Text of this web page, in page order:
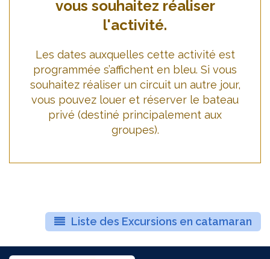
vous souhaitez réaliser
l'activité.
Les dates auxquelles cette activité est
programmée s’affichent en bleu. Si vous
souhaitez réaliser un circuit un autre jour,
vous pouvez louer et réserver le bateau
privé (destiné principalement aux
groupes).
Liste des Excursions en catamaran